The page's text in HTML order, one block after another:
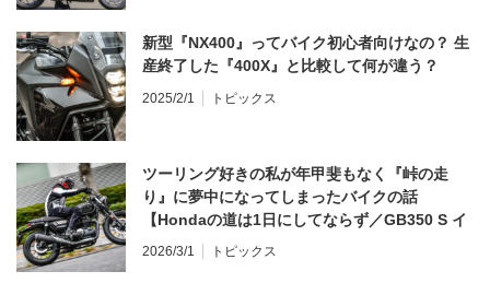
新型『NX400』ってバイク初心者向けなの？ 生
産終了した『400X』と比較して何が違う？
2025/2/1 トピックス
ツーリング好きの私が年甲斐もなく『峠の走
り』に夢中になってしまったバイクの話
【Hondaの道は1日にしてならず／GB350 S イ
ンプレ・レビュー 前編】
2026/3/1 トピックス